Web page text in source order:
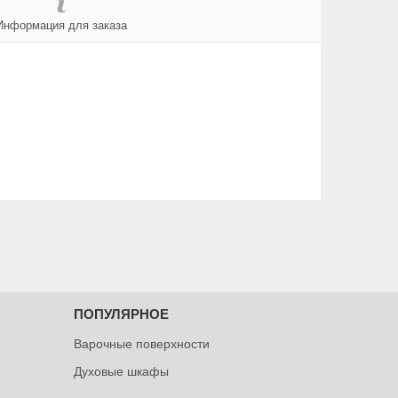
для заказа
ПОПУЛЯРНОЕ
Варочные поверхности
Духовые шкафы